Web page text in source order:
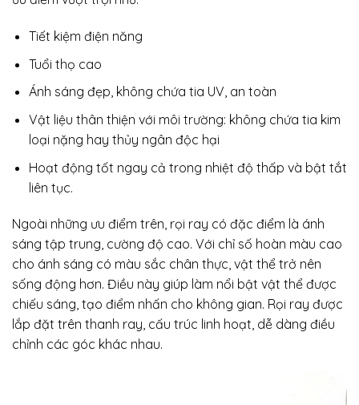
Tiết kiệm điện năng
Tuổi thọ cao
Ánh sáng đẹp, không chứa tia UV, an toàn
Vật liệu thân thiện với môi trường: không chứa tia kim
loại nặng hay thủy ngân độc hại
Hoạt động tốt ngay cả trong nhiệt độ thấp và bật tắt
liên tục.
Ngoài những ưu điểm trên, rọi ray có đặc điểm là ánh
sáng tập trung, cường độ cao. Với chỉ số hoàn màu cao
cho ánh sáng có màu sắc chân thực, vật thể trở nên
sống động hơn. Điều này giúp làm nổi bật vật thể được
chiếu sáng, tạo điểm nhấn cho không gian. Rọi ray được
lắp đặt trên thanh ray, cấu trúc linh hoạt, dễ dàng điều
chỉnh các góc khác nhau.